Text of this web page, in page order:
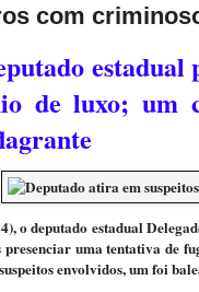
com
estadual
de luxo; um
o deputado estadual
uma tentativa de
envolvidos, um foi